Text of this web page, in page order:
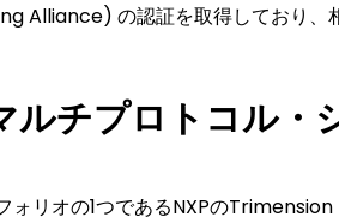
Alliance) の認証を取得しており、
チプロトコル・
ォリオの1つであるNXPの